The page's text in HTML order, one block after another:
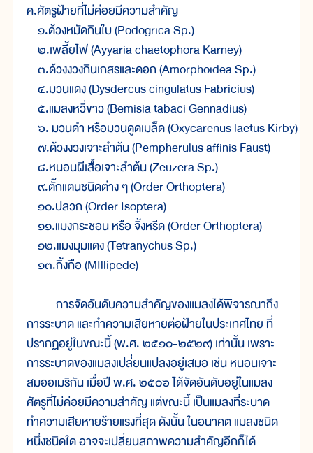
ค.ศัตรูฝ้ายที่ไม่ค่อยมีความสำคัญ
    ๑.ด้วงหมัดกินใบ (Podogrica Sp.)
    ๒.เพลี้ยไฟ (Ayyaria chaetophora Karney)
    ๓.ด้วงงวงกินเกสรและดอก (Amorphoidea Sp.)
    ๔.มวนแดง (Dysdercus cingulatus Fabricius)
    ๕.แมลงหวี่ขาว (Bemisia tabaci Gennadius)
    ๖. มวนดำ หรือมวนดูดเมล็ด (Oxycarenus laetus Kirby)
    ๗.ด้วงงวงเจาะลำต้น (Pempherulus affinis Faust)
    ๘.หนอนผีเสื้อเจาะลำต้น (Zeuzera Sp.)
    ๙.ตั๊กแตนชนิดต่าง ๆ (Order Orthoptera)
    ๑๐.ปลวก (Order Isoptera)
    ๑๑.แมงกระชอน หรือ จิ้งหรีด (Order Orthoptera)
    ๑๒.แมงมุมแดง (Tetranychus Sp.)
การจัดอันดับความสำคัญของแมลงได้พิจารณาถึง
การระบาด และทำความเสียหายต่อฝ้ายในประเทศไทย ที่
ปรากฏอยู่ในขณะนี้ (พ.ศ. ๒๕๑๐-๒๕๒๙) เท่านั้น เพราะ
การระบาดของแมลงเปลี่ยนแปลงอยู่เสมอ เช่น หนอนเจาะ
สมออเมริกัน เมื่อปี พ.ศ. ๒๕๐๖ ได้จัดอันดับอยู่ในแมลง
ศัตรูที่ไม่ค่อยมีความสำคัญ แต่ขณะนี้ เป็นแมลงที่ระบาด
ทำความเสียหายร้ายแรงที่สุด ดังนั้น ในอนาคต แมลงชนิด
หนึ่งชนิดใด อาจจะเปลี่ยนสภาพความสำคัญอีกก็ได้